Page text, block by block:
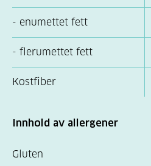
- enumettet fett
- flerumettet fett
Kostfiber
Innhold av allergener
Gluten